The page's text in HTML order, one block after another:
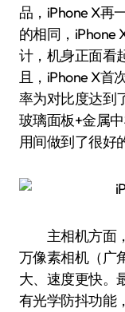
品，iPhone X再
的相同，iPhone
计，机身正面看
且，iPhone X首
率为对比度达到
玻璃面板+金属
用间做到了很好
主相机方面，
万像素相机（广
大、速度更快。
有光学防抖功能